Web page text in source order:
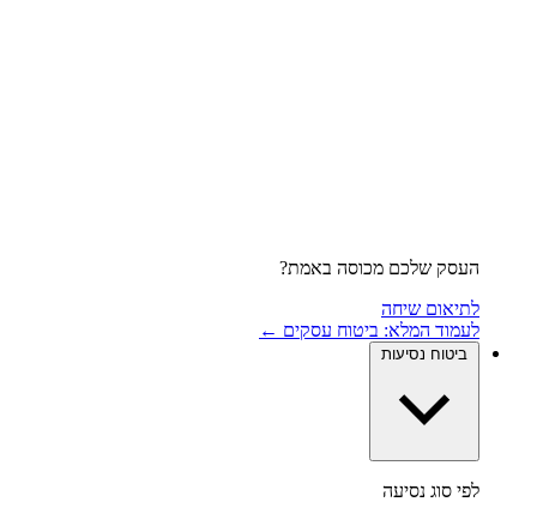
העסק שלכם מכוסה באמת?
לתיאום שיחה
לעמוד המלא: ביטוח עסקים ←
ביטוח נסיעות
לפי סוג נסיעה